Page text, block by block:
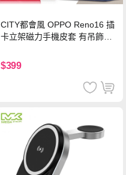
CITY都會風 OPPO Reno16 插
卡立架磁力手機皮套 有吊飾孔
$399